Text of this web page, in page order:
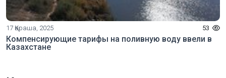
17 Қараша, 2025 53
Компенсирующие тарифы на поливную воду ввели в
Казахстане